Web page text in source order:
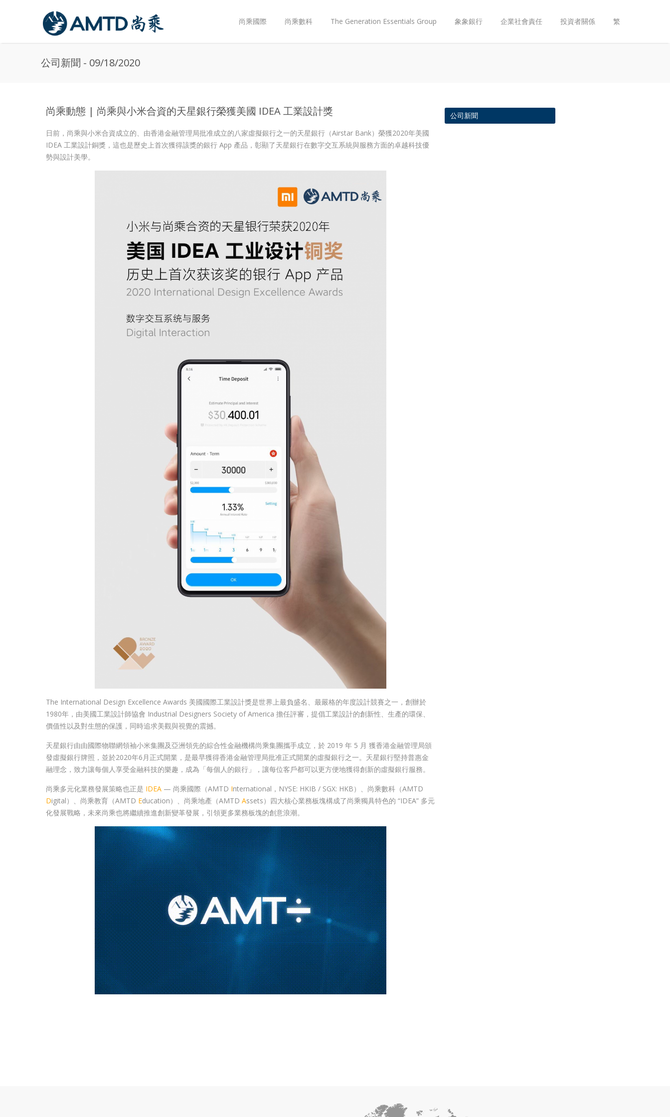
尚乘國際 尚乘數科 The Generation Essentials Group 象象銀行 企業社會責任 投資者關係 繁
公司新聞 - 09/18/2020
尚乘動態 | 尚乘與小米合資的天星銀行榮獲美國 IDEA 工業設計獎
日前，尚乘與小米合資成立的、由香港金融管理局批准成立的八家虛擬銀行之一的天星銀行（Airstar Bank）榮獲2020年美國
IDEA 工業設計銅獎，這也是歷史上首次獲得該獎的銀行 App 產品，彰顯了天星銀行在數字交互系統與服務方面的卓越科技優
勢與設計美學。
The International Design Excellence Awards 美國國際工業設計獎是世界上最負盛名、最嚴格的年度設計競賽之一，創辦於
1980年，由美國工業設計師協會 Industrial Designers Society of America 擔任評審，提倡工業設計的創新性、生產的環保、
價值性以及對生態的保護，同時追求美觀與視覺的震撼。
天星銀行由由國際物聯網領袖小米集團及亞洲領先的綜合性金融機構尚乘集團攜手成立，於 2019 年 5 月 獲香港金融管理局頒
發虛擬銀行牌照，並於2020年6月正式開業，是最早獲得香港金融管理局批准正式開業的虛擬銀行之一。天星銀行堅持普惠金
融理念，致力讓每個人享受金融科技的樂趣，成為「每個人的銀行」，讓每位客戶都可以更方便地獲得創新的虛擬銀行服務。
尚乘多元化業務發展策略也正是 IDEA — 尚乘國際（AMTD International，NYSE: HKIB / SGX: HKB）、尚乘數科（AMTD
Digital）、尚乘教育（AMTD Education）、尚乘地產（AMTD Assets）四大核心業務板塊構成了尚乘獨具特色的 “IDEA” 多元
化發展戰略，未來尚乘也將繼續推進創新變革發展，引領更多業務板塊的創意浪潮。
公司新聞